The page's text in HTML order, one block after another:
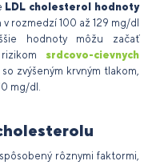
LDL cholesterol hodnoty
rozmedzí 100 až 129 mg/dl
hodnoty môžu začať
srdcovo-cievnych
zvýšeným krvným tlakom,
mg/dl.
rôznymi faktormi,